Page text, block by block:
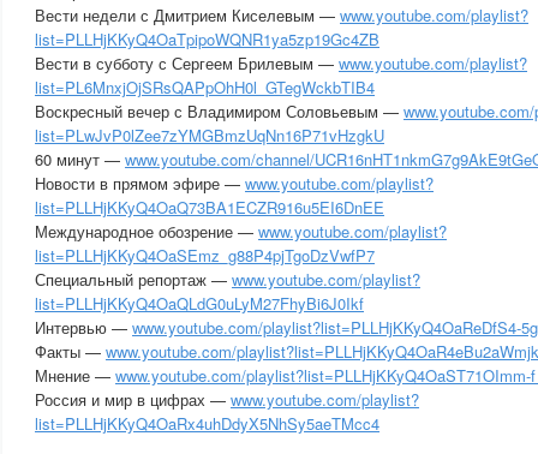
Вести недели с Дмитрием Киселевым — www.youtube.com/playlist?
list=PLLHjKKyQ4OaTpipoWQNR1ya5zp19Gc4ZB
Вести в субботу с Сергеем Брилевым — www.youtube.com/playlist?
list=PL6MnxjOjSRsQAPpOhH0l_GTegWckbTIB4
Воскресный вечер с Владимиром Соловьевым —
list=PLwJvP0lZee7zYMGBmzUqNn16P71vHzgkU
60 минут — www.youtube.com/channel/
Новости в прямом эфире — www.youtube.com/playlist?
list=PLLHjKKyQ4OaQ73BA1ECZR916u5EI6DnEE
Международное обозрение — www.youtube.com/playlist?
list=PLLHjKKyQ4OaSEmz_g88P4pjTgoDzVwfP7
Специальный репортаж — www.youtube.com/playlist?
list=PLLHjKKyQ4OaQLdG0uLyM27FhyBi6J0Ikf
Интервью — www.youtube.com/playlist?list=PLLHjKKyQ4OaReDfS4-
Факты — www.youtube.com/
Мнение — www.youtube.com/playlist?list=PLLHjKKyQ4OaST71OImm-
Россия и мир в цифрах — www.youtube.com/playlist?
list=PLLHjKKyQ4OaRx4uhDdyX5NhSy5aeTMcc4